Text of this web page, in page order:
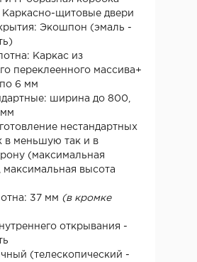
Каркасно-щитовые двери
Экошпон (эмаль -
Каркас из
переклеенного массива+
6 мм
ширина до 800,
нестандартных
в меньшую так и в
(максимальная
высота
37 мм (в кромке
открывания -
(телескопический -